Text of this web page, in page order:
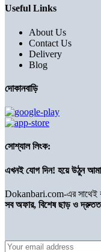
Useful Links
About Us
Contact Us
Delivery
Blog
দোকানবাড়ি
সোশ্যাল লিংক:
এখনই যোগ দিন! হয়ে উঠুন
Dokanbari.com-এর সাথেই
সব অফার, বিশেষ ছাড় ও